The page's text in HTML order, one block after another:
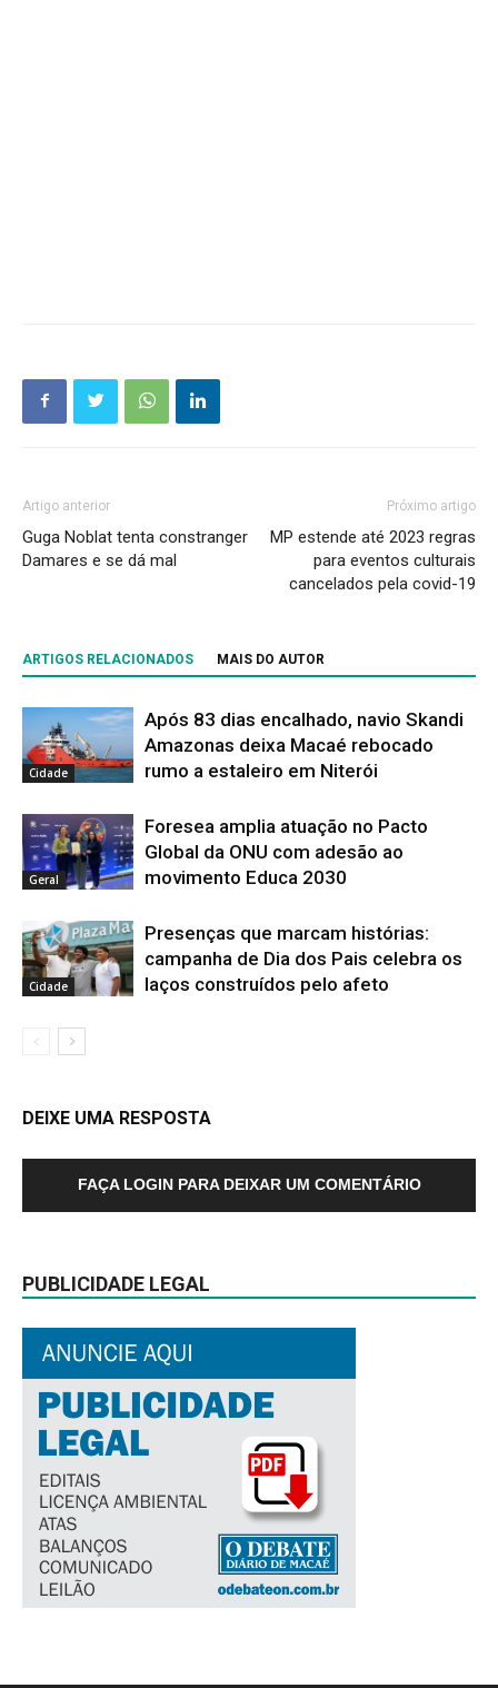
Artigo anterior
Guga Noblat tenta constranger
Damares e se dá mal
Próximo artigo
MP estende até 2023 regras
para eventos culturais
cancelados pela covid-19
ARTIGOS RELACIONADOS MAIS DO AUTOR
Cidade
Após 83 dias encalhado, navio Skandi
Amazonas deixa Macaé rebocado
rumo a estaleiro em Niterói
Geral
Foresea amplia atuação no Pacto
Global da ONU com adesão ao
movimento Educa 2030
Cidade
Presenças que marcam histórias:
campanha de Dia dos Pais celebra os
laços construídos pelo afeto
DEIXE UMA RESPOSTA
FAÇA LOGIN PARA DEIXAR UM COMENTÁRIO
PUBLICIDADE LEGAL